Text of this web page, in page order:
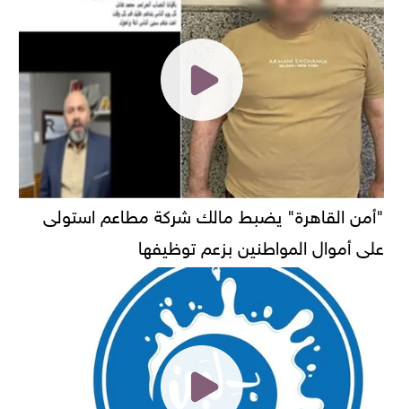
"أمن القاهرة" يضبط مالك شركة مطاعم استولى
على أموال المواطنين بزعم توظيفها